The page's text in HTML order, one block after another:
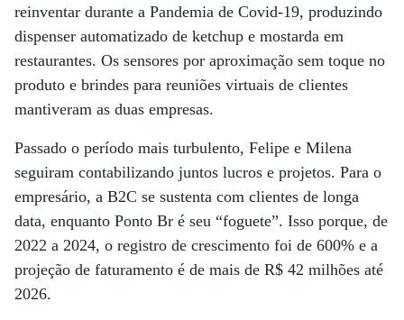
reinventar durante a Pandemia de Covid-19, produzindo
dispenser automatizado de ketchup e mostarda em
restaurantes. Os sensores por aproximação sem toque no
produto e brindes para reuniões virtuais de clientes
mantiveram as duas empresas.
Passado o período mais turbulento, Felipe e Milena
seguiram contabilizando juntos lucros e projetos. Para o
empresário, a B2C se sustenta com clientes de longa
data, enquanto Ponto Br é seu “foguete”. Isso porque, de
2022 a 2024, o registro de crescimento foi de 600% e a
projeção de faturamento é de mais de R$ 42 milhões até
2026.